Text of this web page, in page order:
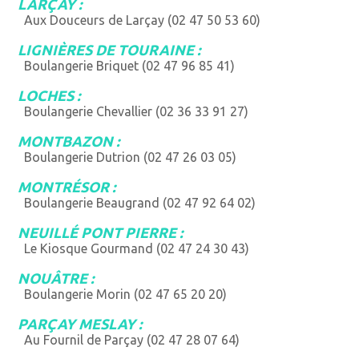
LARÇAY :
Aux Douceurs de Larçay (02 47 50 53 60)
LIGNIÈRES DE TOURAINE :
Boulangerie Briquet (02 47 96 85 41)
LOCHES :
Boulangerie Chevallier (02 36 33 91 27)
MONTBAZON :
Boulangerie Dutrion (02 47 26 03 05)
MONTRÉSOR :
Boulangerie Beaugrand (02 47 92 64 02)
NEUILLÉ PONT PIERRE :
Le Kiosque Gourmand (02 47 24 30 43)
NOUÂTRE :
Boulangerie Morin (02 47 65 20 20)
PARÇAY MESLAY :
Au Fournil de Parçay (02 47 28 07 64)